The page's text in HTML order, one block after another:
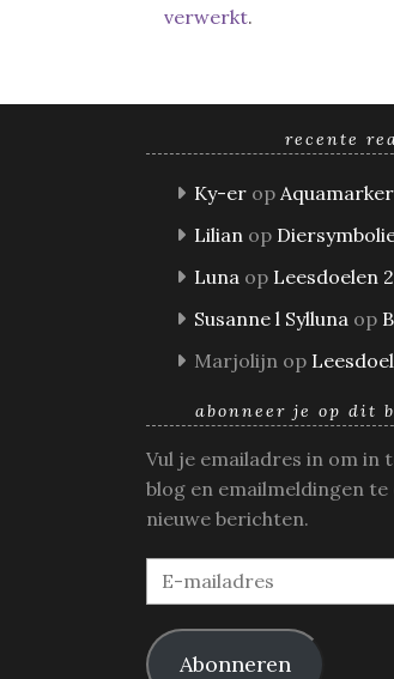
verwerkt.
recente
Ky-er op
Lilian op
Luna op Leesdoelen
Susanne l Sylluna op
Marjolijn op
abonneer je op dit
Vul je emailadres in om in
blog en emailmeldingen
nieuwe berichten.
E-
mailadres
Abonneren